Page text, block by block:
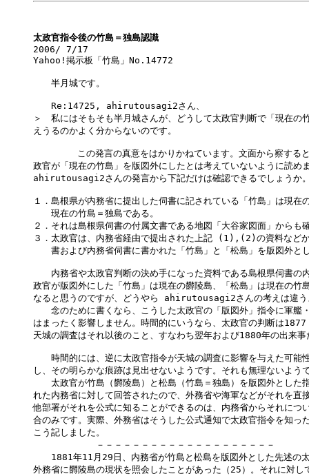
太政官指令後の竹島＝独島認識
2006/ 7/17
Yahoo!掲示板「竹島」No.14772
半月城です。
Re:14725, ahirutousagi2さん、
＞　私にはそもそも半月城さんが、どうして太政官判断で「現在の
えうるのかよく分からないのです。
政官が「現在の竹島」を版図外にしたとは考えていないように読
ahirutousagi2さんの発言から下記だけは確認できるでしょうか
１．島根県が内務省に提出した伺書に記されている「竹島」は現在
現在の竹島＝独島である。
２．それは島根県伺書の付属文書である地図「大谷家図面」からも
３．太政官は、内務省経由で提出された上記 (1),(2)の資料など
書および内務省伺書に書かれた「竹島」と「松島」を版図外と
内務省や太政官判断の決め手になった資料である島根県伺書の
政官が版図外にした「竹島」は現在の欝陵島、「松島」は現在の竹
なると思うのですが、どうやら ahirutousagi2さんの考えは違う
念のために書くなら、こうした太政官の「版図外」指令に軍艦
はまったく影響しません。時間的にいうなら、太政官の判断は
天城の調査はそれ以後のこと、すなわち翌年および1880年の出来事
時間的には、逆に太政官指令が天城の調査に影響を与えた可能
し、その明らかな痕跡は見出せないようです。それも無理ないよう
太政官が竹島（欝陵島）と松島（竹島＝独島）を版図外とした
れた内務省に対して回答されたので、外務省や海軍などがそれを直
他部署がそれを公式に知ることができるのは、内務省からそれにつ
合のみです。実際、外務省はそうした公式通知で太政官指令を知っ
こう記しました。
－－－－－－－－－－－－－－－－－－－－
1881年11月29日、内務省が竹島と松島を版図外とした先述の
外務省に欝陵島の現状を照会したことがあった（25）。それに対し